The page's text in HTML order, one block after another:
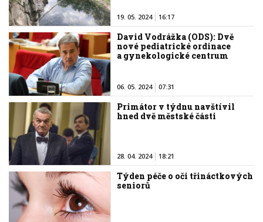
19. 05. 2024 16:17
David Vodrážka (ODS): Dvě
nové pediatrické ordinace
a gynekologické centrum
06. 05. 2024 07:31
Primátor v týdnu navštívil
hned dvě městské části
28. 04. 2024 18:21
Týden péče o oči třináctkových
seniorů